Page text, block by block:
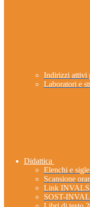
Indirizzi attivi
Laboratori e
Didattica
Elenchi e
Scansione
Link
SOST-